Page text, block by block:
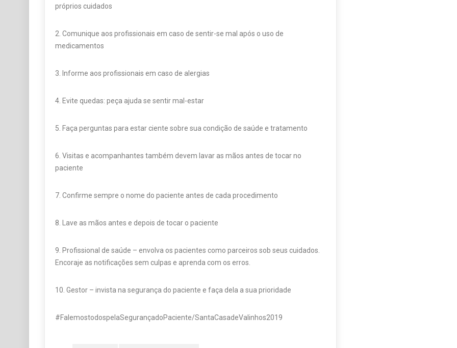
próprios cuidados
2. Comunique aos profissionais em caso de sentir-se mal após o uso de
medicamentos
3. Informe aos profissionais em caso de alergias
4. Evite quedas: peça ajuda se sentir mal-estar
5. Faça perguntas para estar ciente sobre sua condição de saúde e tratamento
6. Visitas e acompanhantes também devem lavar as mãos antes de tocar no
paciente
7. Confirme sempre o nome do paciente antes de cada procedimento
8. Lave as mãos antes e depois de tocar o paciente
9. Profissional de saúde – envolva os pacientes como parceiros sob seus cuidados.
Encoraje as notificações sem culpas e aprenda com os erros.
10. Gestor – invista na segurança do paciente e faça dela a sua prioridade
#FalemostodospelaSegurançadoPaciente/SantaCasadeValinhos2019